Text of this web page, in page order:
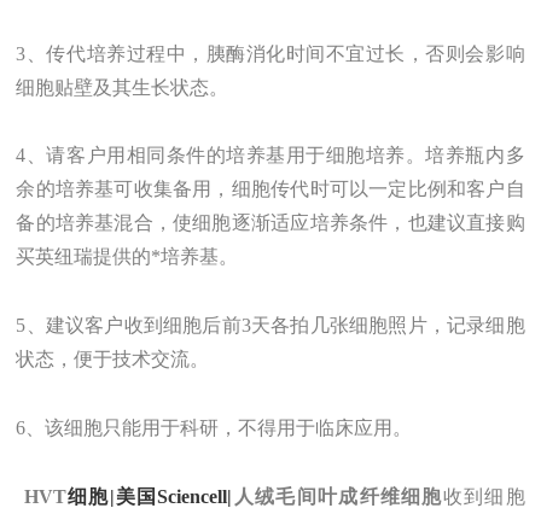
3、传代培养过程中，胰酶消化时间不宜过长，否则会影响
细胞贴壁及其生长状态。
4、请客户用相同条件的培养基用于细胞培养。培养瓶内多
余的培养基可收集备用，细胞传代时可以一定比例和客户自
备的培养基混合，使细胞逐渐适应培养条件，也建议直接购
买英纽瑞提供的*培养基。
5、建议客户收到细胞后前3天各拍几张细胞照片，记录细胞
状态，便于技术交流。
6、该细胞只能用于科研，不得用于临床应用。
HVT细胞|美国Sciencell| 人绒毛间叶成纤维细胞收到细胞